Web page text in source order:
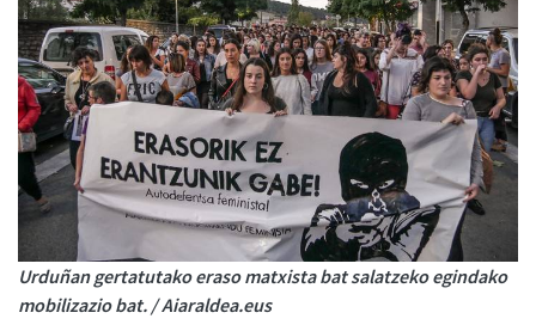
Urduñan gertatutako eraso matxista bat salatzeko egindako
mobilizazio bat. / Aiaraldea.eus